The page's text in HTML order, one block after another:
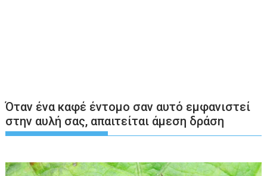
Όταν ένα καφέ έντομο σαν αυτό εμφανιστεί
στην αυλή σας, απαιτείται άμεση δράση